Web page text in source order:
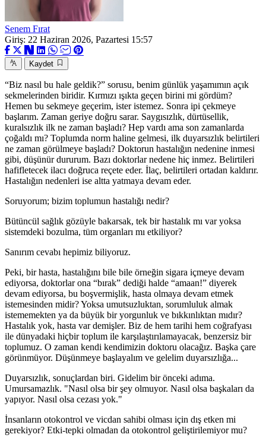
Senem Fırat
Giriş: 22 Haziran 2026, Pazartesi 15:57
Kaydet
“Biz nasıl bu hale geldik?” sorusu, benim günlük yaşamımın açık
sekmelerinden biridir. Kırmızı ışıkta geçen birini mi gördüm?
Hemen bu sekmeye geçerim, ister istemez. Sonra ipi çekmeye
başlarım. Zaman geriye doğru sarar. Saygısızlık, dürtüsellik,
kuralsızlık ilk ne zaman başladı? Hep vardı ama son zamanlarda
çoğaldı mı? Toplumda norm haline gelmesi, ilk duyarsızlık belirtileri
ne zaman görülmeye başladı? Doktorun hastalığın nedenine inmesi
gibi, düşünür dururum. Bazı doktorlar nedene hiç inmez. Belirtileri
hafifletecek ilacı doğruca reçete eder. İlaç, belirtileri ortadan kaldırır.
Hastalığın nedenleri ise altta yatmaya devam eder.
Soruyorum; bizim toplumun hastalığı nedir?
Bütüncül sağlık gözüyle bakarsak, tek bir hastalık mı var yoksa
sistemdeki bozulma, tüm organları mı etkiliyor?
Sanırım cevabı hepimiz biliyoruz.
Peki, bir hasta, hastalığını bile bile örneğin sigara içmeye devam
ediyorsa, doktorlar ona “bırak” dediği halde “amaan!” diyerek
devam ediyorsa, bu boşvermişlik, hasta olmaya devam etmek
istemesinden midir? Yoksa umutsuzluktan, sorumluluk almak
istememekten ya da büyük bir yorgunluk ve bıkkınlıktan mıdır?
Hastalık yok, hasta var demişler. Biz de hem tarihi hem coğrafyası
ile dünyadaki hiçbir toplum ile karşılaştırılamayacak, benzersiz bir
toplumuz. O zaman kendi kendimizin doktoru olacağız. Başka çare
görünmüyor. Düşünmeye başlayalım ve gelelim duyarsızlığa...
Duyarsızlık, sonuçlardan biri. Gidelim bir önceki adıma.
Umursamazlık. "Nasıl olsa bir şey olmuyor. Nasıl olsa başkaları da
yapıyor. Nasıl olsa cezası yok."
İnsanların otokontrol ve vicdan sahibi olması için dış etken mi
gerekiyor? Etki-tepki olmadan da otokontrol geliştirilemiyor mu?